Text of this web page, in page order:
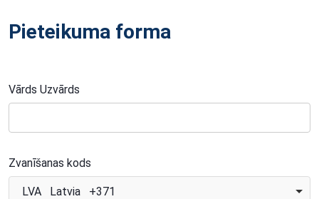
Pieteikuma forma
Vārds Uzvārds
Zvanīšanas kods
LVA Latvia +371